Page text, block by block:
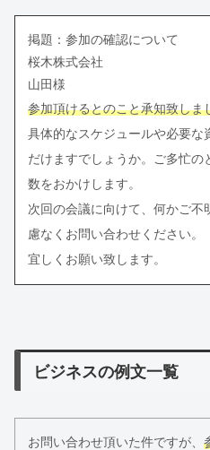
掲題：参加の確認について
桜木株式会社
山田様
参加頂けるとのこと承知致しま
具体的なスケジュールや必要な
だけますでしょうか。ご多忙
数をおかけします。
次回の会議に向けて、何かご不
慮なくお問い合わせください。
宜しくお願い致します。
ビジネスの例文一覧
お問い合わせ頂いた件ですが、